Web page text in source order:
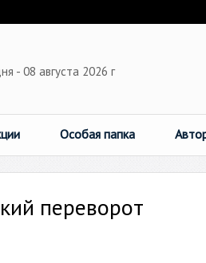
- 08 августа 2026 г
Особая папка
переворот